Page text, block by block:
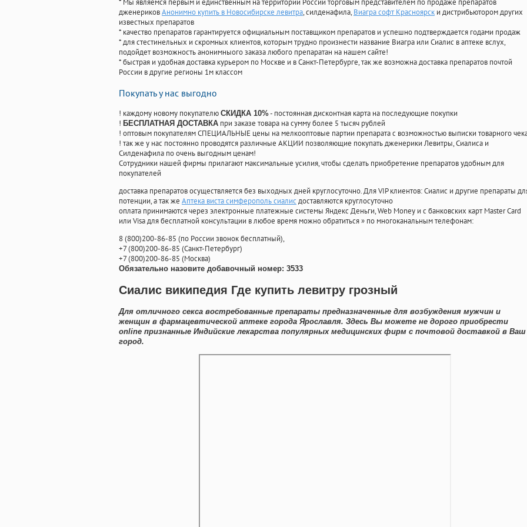
* Мы являемся первым и единственным на территории России торговым представителем по продаже препаратов
дженериковАнонимно купить в Новосибирске левитра, силденафила, Виагра софт Красноярск и дистрибьютором других
известных препаратов
* качество препаратов гарантируется официальным поставщиком препаратов и успешно подтверждается годами продаж
* для стестинельных и скромных клиентов, которым трудно произнести название Виагра или Сиалис в аптеке вслух,
подойдет возможность анонимныого заказа любого препаратан на нашем сайте!
* быстрая и удобная доставка курьером по Москве и в Санкт-Петербурге, так же возможна доставка препаратов почтой
России в другие регионы 1м классом
Покупать у нас выгодно
! каждому новому покупателю СКИДКА 10%- постоянная дисконтная карта на последующие покупки
! БЕСПЛАТНАЯ ДОСТАВКА при заказе товара на сумму более 5 тысяч рублей
! оптовым покупателям СПЕЦИАЛЬНЫЕ цены на мелкооптовые партии препарата с возможностью выписки товарного
! так же у нас постоянно проводятся различные АКЦИИ позволяющие покупать дженерики Левитры, Сиалиса и
Силденафила по очень выгодным ценам!
Cотрудники нашей фирмы прилагают максимальные усилия, чтобы сделать приобретение препаратов удобным для
покупателей
доставка препаратов осуществляется без выходных дней круглосуточно. Для VIP клиентов: Сиалис и другие препараты
потенции, а так же Аптека виста симферополь сиалисдоставляются круглосуточно
оплата принимаются через электронные платежные системы Яндекс Деньги, Web Money и с банковских карт Master Card
или Visa для бесплатной консультации в любое время можно обратиться» по многоканальным телефонам:
8(800)200-86-85 (по России звонок бесплатный),
+7(800)200-86-85 (Санкт-Петербург)
+7(800)200-86-85 (Москва)
Обязательно назовите добавочный номер: 3533
Сиалис википедия Где купить левитру грозный
Для отличного секса востребованные препараты предназначенные для возбуждения мужчин и
женщин в фармацевтической аптеке города Ярославля. Здесь Вы можете не дорого приобрести
online признанные Индийские лекарства популярных медицинских фирм с почтовой доставкой в Ваш
город.